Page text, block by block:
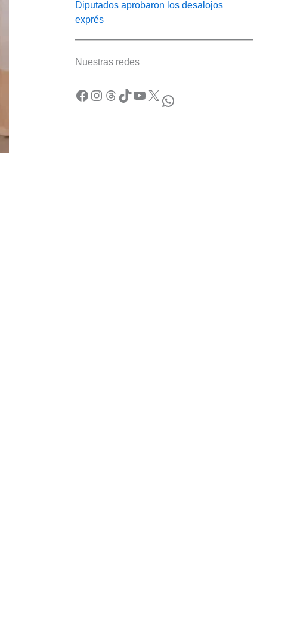
Diputados aprobaron los desalojos
exprés
Nuestras redes
Facebook Instagram Threads TikTok YouTube X WhatsApp